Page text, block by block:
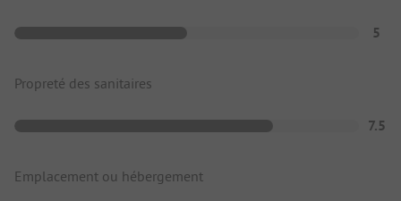
5
Propreté des sanitaires
7.5
Emplacement ou hébergement